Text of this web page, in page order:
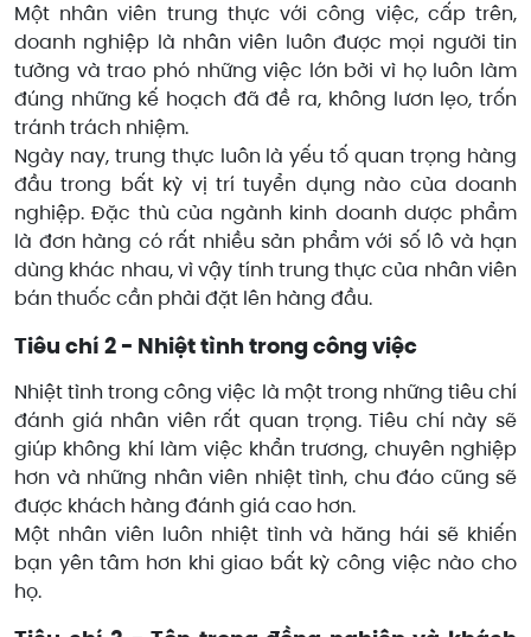
Một nhân viên trung thực với công việc, cấp trên,
doanh nghiệp là nhân viên luôn được mọi người tin
tưởng và trao phó những việc lớn bởi vì họ luôn làm
đúng những kế hoạch đã đề ra, không lươn lẹo, trốn
tránh trách nhiệm.
Ngày nay, trung thực luôn là yếu tố quan trọng hàng
đầu trong bất kỳ vị trí tuyển dụng nào của doanh
nghiệp. Đặc thù của ngành kinh doanh dược phẩm
là đơn hàng có rất nhiều sản phẩm với số lô và hạn
dùng khác nhau, vì vậy tính trung thực của nhân viên
bán thuốc cần phải đặt lên hàng đầu.
Tiêu chí 2 - Nhiệt tình trong công việc
Nhiệt tình trong công việc là một trong những tiêu chí
đánh giá nhân viên rất quan trọng. Tiêu chí này sẽ
giúp không khí làm việc khẩn trương, chuyên nghiệp
hơn và những nhân viên nhiệt tình, chu đáo cũng sẽ
được khách hàng đánh giá cao hơn.
Một nhân viên luôn nhiệt tình và hăng hái sẽ khiến
bạn yên tâm hơn khi giao bất kỳ công việc nào cho
họ.